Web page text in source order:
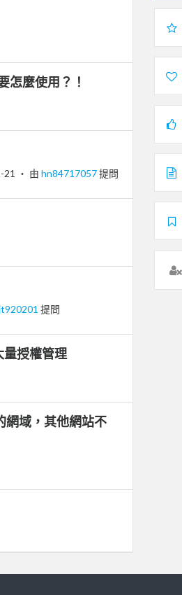
怎麼使用？！
21 ‧ 由 hn84717057提問
提問
授權管理
網域，其他網站不